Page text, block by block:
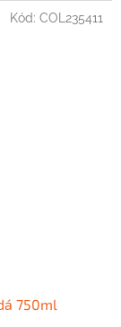
750ml
Kód: COL235411